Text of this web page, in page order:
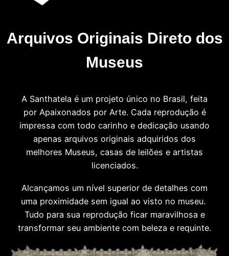
Arquivos Originais Direto dos
Museus
A Santhatela é um projeto único no Brasil, feita
por Apaixonados por Arte. Cada reprodução é
impressa com todo carinho e dedicação usando
apenas arquivos originais adquiridos dos
melhores Museus, casas de leilões e artistas
licenciados.
Alcançamos um nível superior de detalhes com
uma proximidade sem igual ao visto no museu.
Tudo para sua reprodução ficar maravilhosa e
transformar seu ambiente com beleza e requinte.